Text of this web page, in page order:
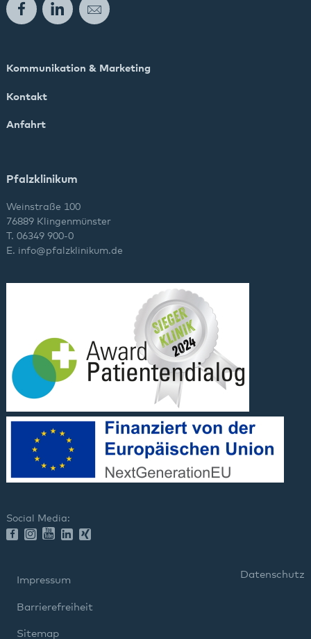
FacebookLinkedInE-Mail
Kommunikation & Marketing
Kontakt
Anfahrt
Pfalzklinikum
Weinstraße 100
76889 Klingenmünster
T. 06349 900-0
E. info@pfalzklinikum.de
Social Media:
Impressum
Datenschutz
Barrierefreiheit
Sitemap